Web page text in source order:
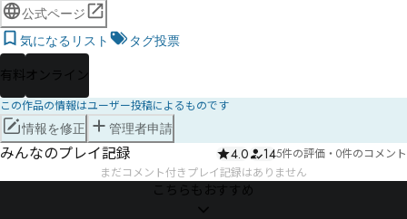
公式ページ
気になるリスト
タグ投票
有料 オンライン
この作品の情報はユーザー投稿によるものです
情報を修正 管理者申請
みんなのプレイ記録 4.0 145件の評価 ・ 0件のコメント
まだコメント付きプレイ記録はありません
こちらもおすすめ